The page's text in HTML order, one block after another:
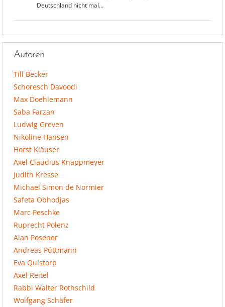
Deutschland nicht mal…
Autoren
Till Becker
Schoresch Davoodi
Max Doehlemann
Saba Farzan
Ludwig Greven
Nikoline Hansen
Horst Kläuser
Axel Claudius Knappmeyer
Judith Kresse
Michael Simon de Normier
Safeta Obhodjas
Marc Peschke
Ruprecht Polenz
Alan Posener
Andreas Püttmann
Eva Quistorp
Axel Reitel
Rabbi Walter Rothschild
Wolfgang Schäfer